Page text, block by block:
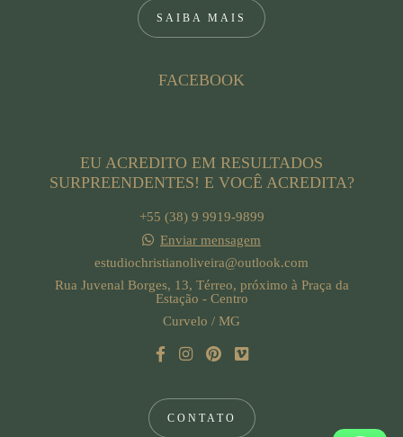
SAIBA MAIS
FACEBOOK
EU ACREDITO EM RESULTADOS
SURPREENDENTES! E VOCÊ ACREDITA?
+55 (38) 9 9919-9899
Enviar mensagem
estudiochristianoliveira@outlook.com
Rua Juvenal Borges, 13, Térreo, próximo à Praça da
Estação - Centro
Curvelo / MG
CONTATO